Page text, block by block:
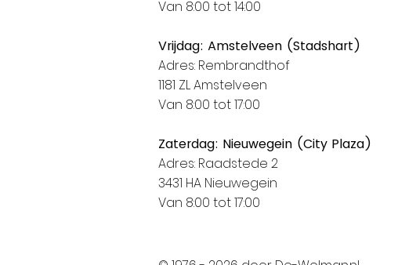
Van 8:00 tot 14:00
Vrijdag: Amstelveen (Stadshart)
Adres: Rembrandthof
1181 ZL Amstelveen
Van 8:00 tot 17:00
Zaterdag: Nieuwegein (City Plaza)
Adres: Raadstede 2
3431 HA Nieuwegein
Van 8:00 tot 17:00